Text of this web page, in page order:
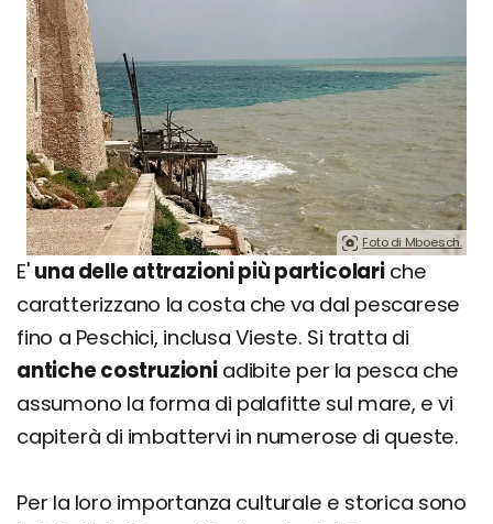
Foto di Mboesch.
E' una delle attrazioni più particolariche
caratterizzano la costa che va dal pescarese
fino a Peschici, inclusa Vieste. Si tratta di
antiche costruzioniadibite per la pesca che
assumono la forma di palafitte sul mare, e vi
capiterà di imbattervi in numerose di queste.
Per la loro importanza culturale e storica sono